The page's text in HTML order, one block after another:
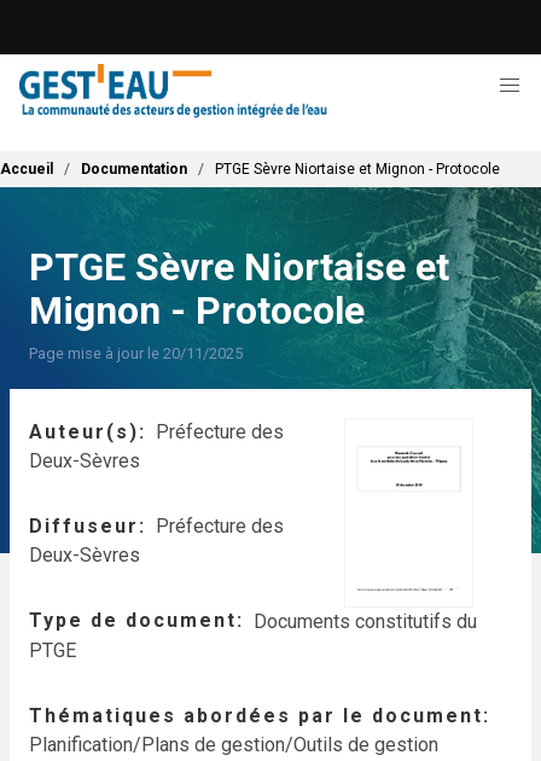
contenu
principal
Fil d'Ariane
Accueil Documentation PTGE Sèvre Niortaise et Mignon - Protocole
PTGE Sèvre Niortaise et
Mignon - Protocole
Page mise à jour le 20/11/2025
Auteur(s)
Préfecture des
Deux-Sèvres
Diffuseur
Préfecture des
Deux-Sèvres
Type de document
Documents constitutifs du
PTGE
Thématiques abordées par le document
Planification/Plans de gestion/Outils de gestion